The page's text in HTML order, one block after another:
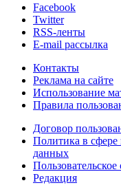
Facebook
Twitter
RSS-ленты
E-mail рассылка
Контакты
Реклама на сайте
Использование
Правила
Договор
Политика в
данных
Редакция